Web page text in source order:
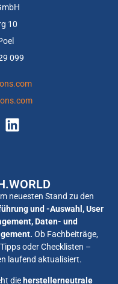
10
099
neuesten Stand zu den
und -Auswahl, User
Daten- und
Ob Fachbeiträge,
oder Checklisten –
laufend aktualisiert.
die herstellerneutrale